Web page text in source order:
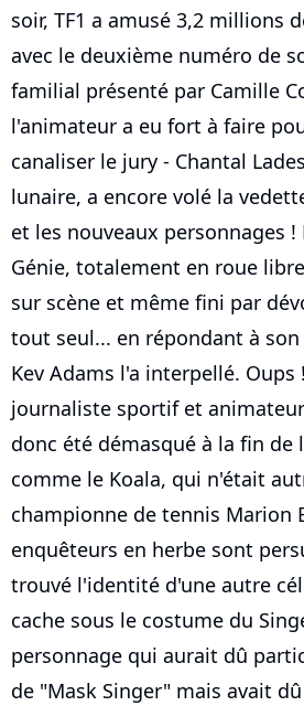
soir, TF1 a amusé 3,2 millions
avec le deuxième numéro de
familial présenté par Camille
l'animateur a eu fort à faire
canaliser le jury - Chantal
lunaire, a encore volé la
et les nouveaux personnages
Génie, totalement en roue
sur scène et même fini par
tout seul... en répondant à
Kev Adams l'a interpellé. Oups
journaliste sportif et animateur
donc été démasqué à la fin
comme le Koala, qui n'était
championne de tennis Marion
enquêteurs en herbe sont
trouvé l'identité d'une autre
cache sous le costume du
personnage qui aurait dû
de "Mask Singer" mais avait